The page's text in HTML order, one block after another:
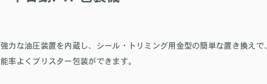
強力な油圧装置を内蔵し、シール・トリミング用金型の簡単な置き換えで
能率よくブリスター包装ができます。